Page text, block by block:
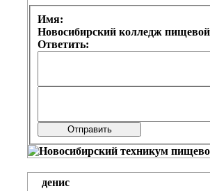
Имя:
Новосибирский колледж
Ответить:
денис